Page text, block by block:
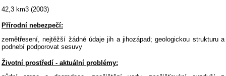
42,3 km3 (2003)
Přírodní nebezpečí:
zemětřesení, nejtěžší žádné údaje jih a jihozápad; geologickou strukturu a
podnebí podporovat sesuvy
Životní prostředí - aktuální problémy: